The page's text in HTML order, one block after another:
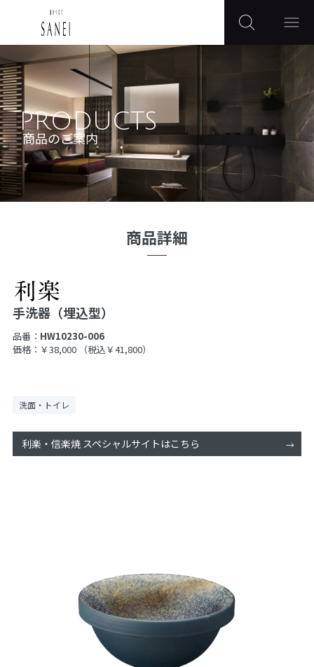
PRODUCTS
商品のご案内
商品詳細
手洗器（埋込型）
品番： HW10230-006
価格：￥38,000
（税込￥41,800）
洗面・トイレ
利楽・信楽焼 スペシャルサイトはこちら